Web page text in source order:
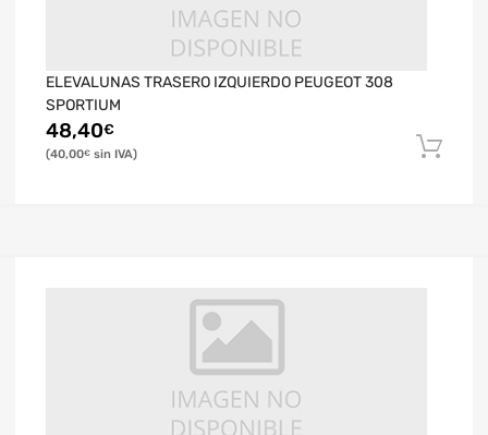
ELEVALUNAS TRASERO IZQUIERDO PEUGEOT 308
SPORTIUM
48,40€
40,00€